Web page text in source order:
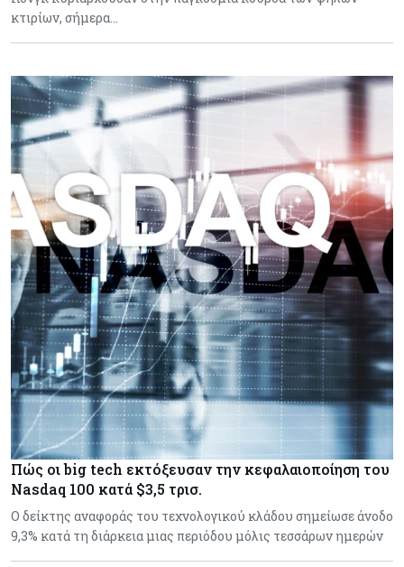
κτιρίων, σήμερα…
Πώς οι big tech εκτόξευσαν την κεφαλαιοποίηση του
Nasdaq 100 κατά $3,5 τρισ.
Ο δείκτης αναφοράς του τεχνολογικού κλάδου σημείωσε άνοδο
9,3% κατά τη διάρκεια μιας περιόδου μόλις τεσσάρων ημερών